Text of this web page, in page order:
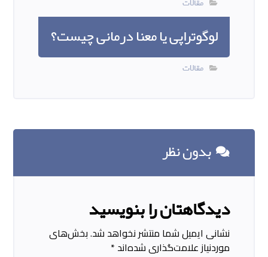
مقالات
لوگوتراپی یا معنا درمانی چیست؟
مقالات
بدون نظر
دیدگاهتان را بنویسید
نشانی ایمیل شما منتشر نخواهد شد.بخش‌های
موردنیاز علامت‌گذاری شده‌اند *